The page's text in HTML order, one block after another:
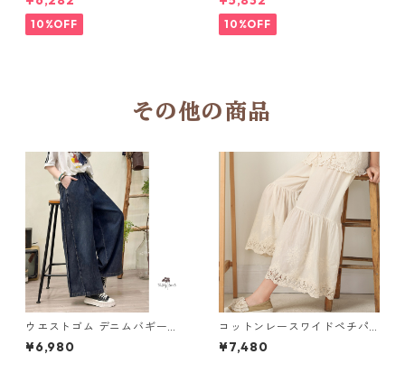
10%OFF 10%OFF
その他の商品
ウエストゴム デニムバギーパ
ンツ 2col Y 260027
¥6,980
コットンレースワイドペチパ
ンツ 5 col R2020128
¥7,480